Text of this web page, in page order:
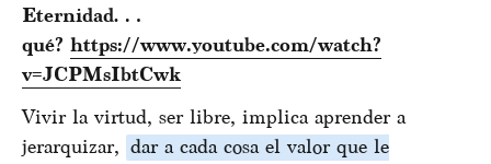
Eternidad…
qué? https://www.youtube.com/watch?
v=JCPMsIbtCwk
Vivir la virtud, ser libre, implica aprender a
jerarquizar, dar a cada cosa el valor que le